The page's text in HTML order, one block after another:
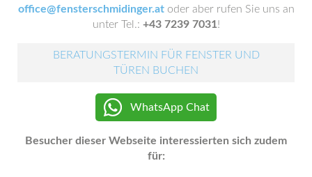
office@fensterschmidinger.atoder aber rufen Sie uns an
unter Tel.: +43 7239 7031!
BERATUNGSTERMIN FÜR FENSTER UND
TÜREN BUCHEN
WhatsApp Chat
Besucher dieser Webseite interessierten sich zudem
für: